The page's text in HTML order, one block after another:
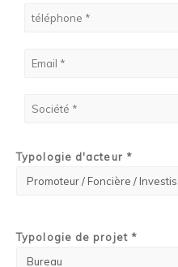
Typologie d'acteur *
Typologie de projet *